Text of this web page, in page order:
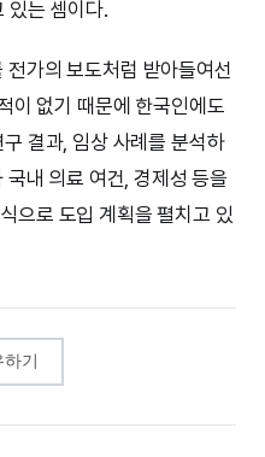
있는 셈이다.
가의 보도처럼 받아들여선
이 없기 때문에 한국인에도
결과, 임상 사례를 분석하
내 의료 여건, 경제성 등을
으로 도입 계획을 펼치고 있
기